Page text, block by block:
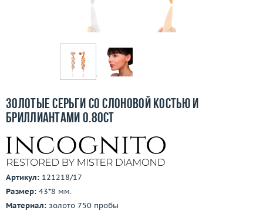
Бесплатная доставка
Покупка и оплата
Контакты
3D-тур по шоуруму
Золотые серьги со слоновой костью и
бриллиантами 0.80ct
Артикул: 121218/17
Размер: 43*8 мм.
Материал: золото 750 пробы